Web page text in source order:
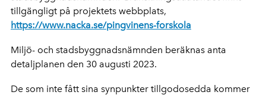
tillgängligt på projektets webbplats,
https://www.nacka.se/pingvinens-forskola
Miljö- och stadsbyggnadsnämnden beräknas anta
detaljplanen den 30 augusti 2023.
De som inte fått sina synpunkter tillgodosedda kommer